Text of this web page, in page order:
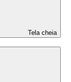
Tela cheia